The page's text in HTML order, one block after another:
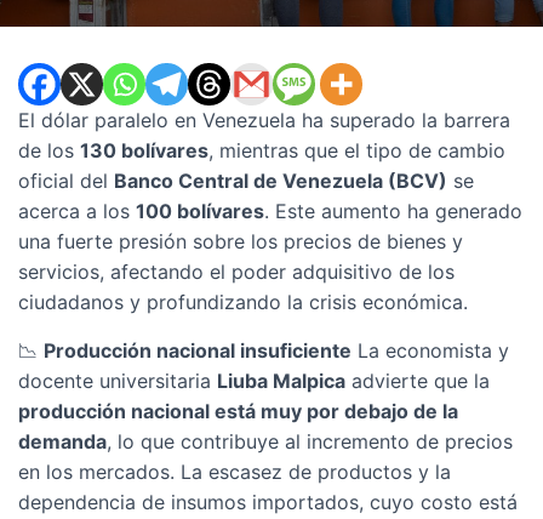
El dólar paralelo en Venezuela ha superado la barrera
de los 130 bolívares, mientras que el tipo de cambio
oficial del Banco Central de Venezuela (BCV) se
acerca a los 100 bolívares. Este aumento ha generado
una fuerte presión sobre los precios de bienes y
servicios, afectando el poder adquisitivo de los
ciudadanos y profundizando la crisis económica.
📉 Producción nacional insuficiente La economista y
docente universitaria Liuba Malpica advierte que la
producción nacional está muy por debajo de la
demanda, lo que contribuye al incremento de precios
en los mercados. La escasez de productos y la
dependencia de insumos importados, cuyo costo está